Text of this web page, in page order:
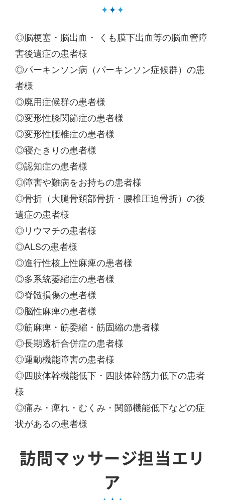
◎脳梗塞・脳出血・ くも膜下出血等の脳血管障
害後遺症の患者様
◎パーキンソン病（パーキンソン症候群）の患
者様
◎廃用症候群の患者様
◎変形性膝関節症の患者様
◎変形性腰椎症の患者様
◎寝たきりの患者様
◎認知症の患者様
◎障害や難病をお持ちの患者様
◎骨折（大腿骨頚部骨折・腰椎圧迫骨折）の後
遺症の患者様
◎リウマチの患者様
◎ALSの患者様
◎進行性核上性麻痺の患者様
◎多系統萎縮症の患者様
◎脊髄損傷の患者様
◎脳性麻痺の患者様
◎筋麻痺・筋委縮・筋固縮の患者様
◎長期透析合併症の患者様
◎運動機能障害の患者様
◎四肢体幹機能低下・四肢体幹筋力低下の患者
様
◎痛み・痺れ・むくみ・関節機能低下などの症
状があるの患者様
訪問マッサージ担当エリ
ア